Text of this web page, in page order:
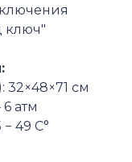
ключ"
32×48×71 см
6 атм
− 49 С°